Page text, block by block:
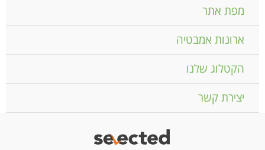
מפת אתר
ארונות אמבטיה
הקטלוג שלנו
יצירת קשר